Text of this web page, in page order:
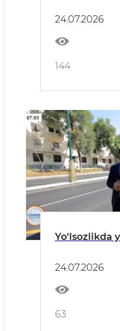
e‘tirof
24.07.2026
144
Yo'lsozlikda
24.07.2026
63